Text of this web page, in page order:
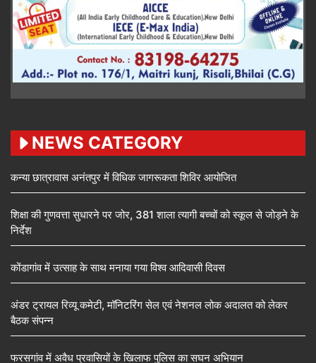
NEWS CATEGORY
कन्या छात्रावास अनंतपुर में विधिक जागरूकता शिविर आयोजित
शिक्षा की गुणवत्ता सुधारने पर जोर, 381 शाला त्यागी बच्चों को स्कूल से जोड़ने के
निर्देश
कोंडागांव में उत्साह के साथ मनाया गया विश्व आदिवासी दिवस
अंडर ट्रायल रिव्यू कमेटी, मॉनिटरिंग सेल एवं नेशनल लोक अदालत को लेकर
बैठक संपन्न
फरसगांव में अवैध प्रवासियों के खिलाफ पुलिस का सघन अभियान